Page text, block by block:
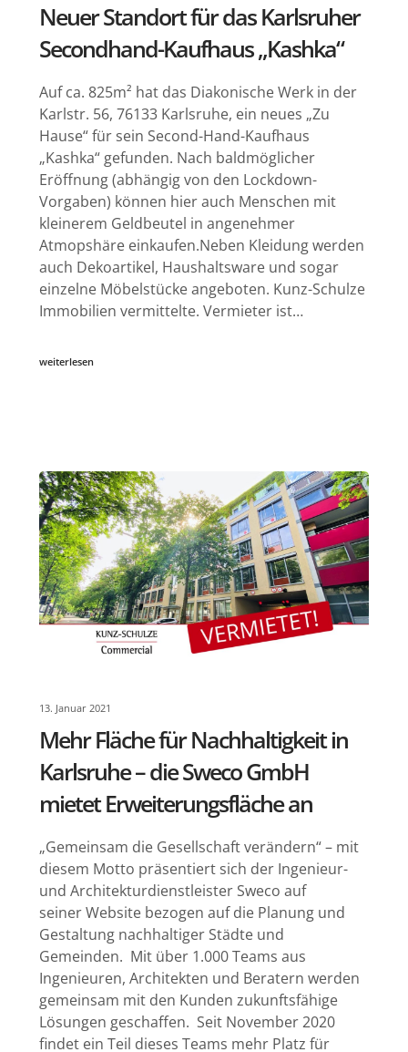
Neuer Standort für das Karlsruher
Secondhand-Kaufhaus „Kashka“
Auf ca. 825m² hat das Diakonische Werk in der
Karlstr. 56, 76133 Karlsruhe, ein neues „Zu
Hause“ für sein Second-Hand-Kaufhaus
„Kashka“ gefunden. Nach baldmöglicher
Eröffnung (abhängig von den Lockdown-
Vorgaben) können hier auch Menschen mit
kleinerem Geldbeutel in angenehmer
Atmopshäre einkaufen.Neben Kleidung werden
auch Dekoartikel, Haushaltsware und sogar
einzelne Möbelstücke angeboten. Kunz-Schulze
Immobilien vermittelte. Vermieter ist…
weiterlesen
13. Januar 2021
Mehr Fläche für Nachhaltigkeit in
Karlsruhe – die Sweco GmbH
mietet Erweiterungsfläche an
„Gemeinsam die Gesellschaft verändern“ – mit
diesem Motto präsentiert sich der Ingenieur-
und Architekturdienstleister Sweco auf
seiner Website bezogen auf die Planung und
Gestaltung nachhaltiger Städte und
Gemeinden. Mit über 1.000 Teams aus
Ingenieuren, Architekten und Beratern werden
gemeinsam mit den Kunden zukunftsfähige
Lösungen geschaffen. Seit November 2020
findet ein Teil dieses Teams mehr Platz für